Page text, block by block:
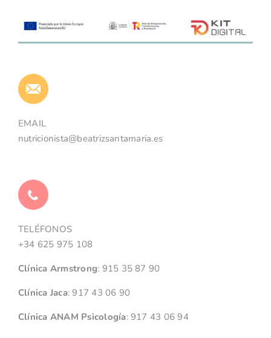
EMAIL
nutricionista@beatrizsantamaria.es
TELÉFONOS
+34 625 975 108
Clínica Armstrong: 915 35 87 90
Clínica Jaca: 917 43 06 90
Clínica ANAM Psicología: 917 43 06 94